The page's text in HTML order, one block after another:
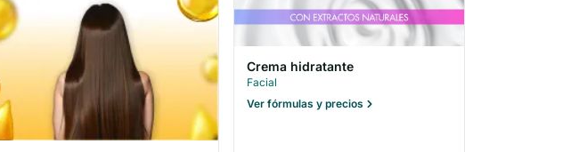
Crema hidratante
Facial
Ver fórmulas y precios